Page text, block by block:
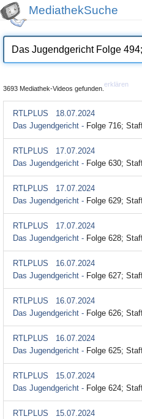
MediathekSuche
3693 Mediathek-Videos gefunden.
erklären
RTLPLUS
18.07.2024
Das Jugendgericht - Folge 716;
RTLPLUS
17.07.2024
Das Jugendgericht - Folge 630;
RTLPLUS
17.07.2024
Das Jugendgericht - Folge 629;
RTLPLUS
17.07.2024
Das Jugendgericht - Folge 628;
RTLPLUS
16.07.2024
Das Jugendgericht - Folge 627;
RTLPLUS
16.07.2024
Das Jugendgericht - Folge 626;
RTLPLUS
16.07.2024
Das Jugendgericht - Folge 625;
RTLPLUS
15.07.2024
Das Jugendgericht - Folge 624;
RTLPLUS
15.07.2024